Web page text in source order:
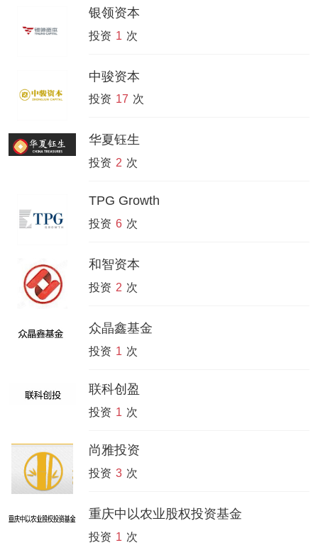
银领资本
投资 1 次
中骏资本
投资 17 次
华夏钰生
投资 2 次
TPG Growth
投资 6 次
和智资本
投资 2 次
众晶鑫基金
投资 1 次
联科创盈
投资 1 次
尚雅投资
投资 3 次
重庆中以农业股权投资基金
投资 1 次